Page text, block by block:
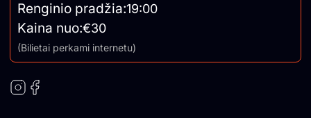
Renginio pradžia:19:00
Kaina nuo:€30
(Bilietai perkami internetu)